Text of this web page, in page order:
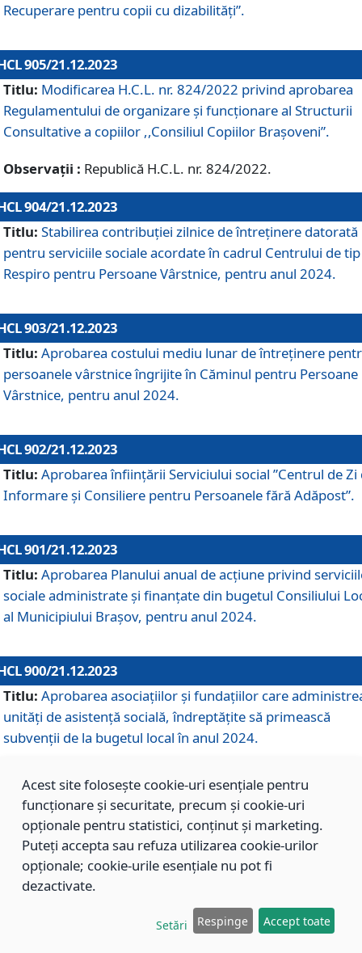
Recuperare pentru copii cu dizabilități”.
905/21.12.2023
Titlu: Modificarea H.C.L. nr. 824/2022 privind aprobarea
Regulamentului de organizare şi funcţionare al Structurii
Consultative a copiilor ,,Consiliul Copiilor Braşoveni”.
Observații : Republică H.C.L. nr. 824/2022.
904/21.12.2023
Titlu: Stabilirea contribuţiei zilnice de întreținere datorată
pentru serviciile sociale acordate în cadrul Centrului de tip
Respiro pentru Persoane Vârstnice, pentru anul 2024.
903/21.12.2023
Titlu: Aprobarea costului mediu lunar de întreţinere
persoanele vârstnice îngrijite în Căminul pentru Persoane
Vârstnice, pentru anul 2024.
902/21.12.2023
Titlu: Aprobarea înființării Serviciului social ”Centrul de Zi
Informare și Consiliere pentru Persoanele fără Adăpost”.
901/21.12.2023
Titlu: Aprobarea Planului anual de acțiune privind
sociale administrate și finanțate din bugetul Consiliului
al Municipiului Brașov, pentru anul 2024.
900/21.12.2023
Titlu: Aprobarea asociațiilor şi fundațiilor care
unități de asistenţă socială, îndreptăţite să primească
subvenţii de la bugetul local în anul 2024.
899/21.12.2023
Aprobarea standardelor de cost pentru serviciile
sociale furnizate în cadrul Direcției de Asistență Socială
Brașov, pentru anul 2024.
Modificarea Anexei la H.C.L. nr. 91 din 09.02.2018,
Acest site folosește cookie-uri esențiale pentru
funcționare și securitate, precum și cookie-uri
opționale pentru statistici, conținut și marketing.
Puteți accepta sau refuza utilizarea cookie-urilor
opționale; cookie-urile esențiale nu pot fi
dezactivate.
Setări Respinge Accept toate